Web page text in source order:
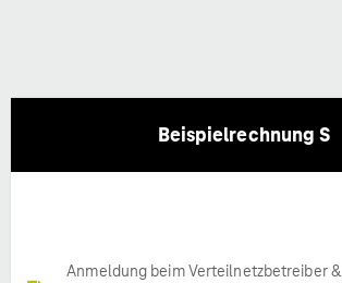
Beispielrechnung S
Anmeldung beim Verteilnetzbetreiber &